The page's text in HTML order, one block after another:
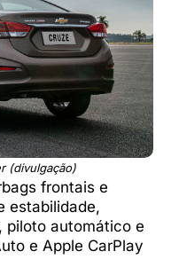
(divulgação)
frontais e
estabilidade,
piloto automático e
e Apple CarPlay